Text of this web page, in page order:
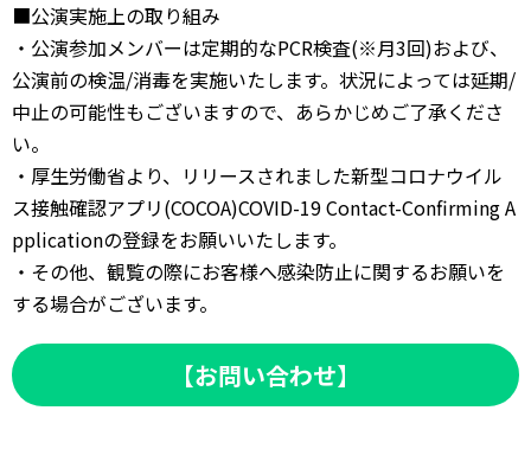
■公演実施上の取り組み
・公演参加メンバーは定期的なPCR検査(※月3回)および、
公演前の検温/消毒を実施いたします。状況によっては延期/
中止の可能性もございますので、あらかじめご了承くださ
い。
・厚生労働省より、リリースされました新型コロナウイル
ス接触確認アプリ(COCOA)COVID-19 Contact-Confirming A
pplicationの登録をお願いいたします。
・その他、観覧の際にお客様へ感染防止に関するお願いを
する場合がございます。
【お問い合わせ】